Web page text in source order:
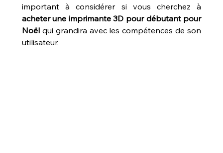
acheter une imprimante 3D pour débutant pour
Noël qui grandira avec les compétences de son
utilisateur.